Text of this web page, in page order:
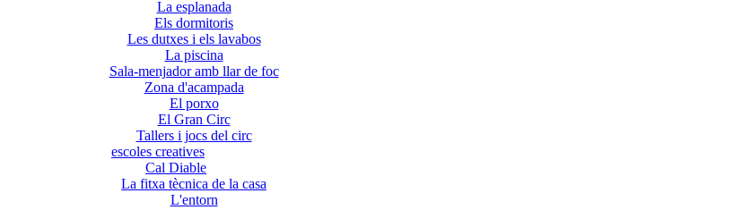
La esplanada
Els dormitoris
Les dutxes i els lavabos
La piscina
Sala-menjador amb llar de foc
Zona d'acampada
El porxo
El Gran Circ
Tallers i jocs del circ
escoles creatives
Cal Diable
La fitxa tècnica de la casa
L'entorn